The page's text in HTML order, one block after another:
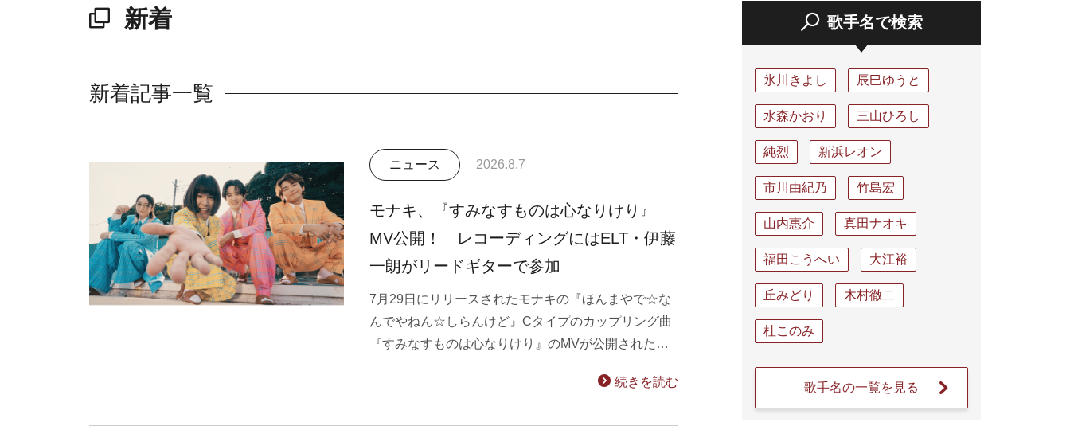
新着
新着記事一覧
ニュース 2026.8.7
モナキ、『すみなすものは心なりけり』
MV公開！ レコーディングにはELT・伊藤
一朗がリードギターで参加
7月29日にリリースされたモナキの『ほんまやで☆な
んでやねん☆しらんけど』Cタイプのカップリング曲
『すみなすものは心なりけり』のMVが公開された…
続きを読む
歌手名で検索
氷川きよし 辰巳ゆうと
水森かおり 三山ひろし
純烈 新浜レオン
市川由紀乃 竹島宏
山内惠介 真田ナオキ
福田こうへい 大江裕
丘みどり 木村徹二
杜このみ
歌手名の一覧を見る